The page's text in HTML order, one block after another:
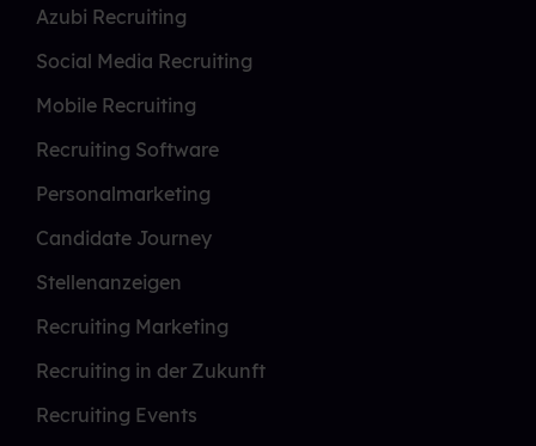
Azubi Recruiting
Social Media Recruiting
Mobile Recruiting
Recruiting Software
Personalmarketing
Candidate Journey
Stellenanzeigen
Recruiting Marketing
Recruiting in der Zukunft
Recruiting Events